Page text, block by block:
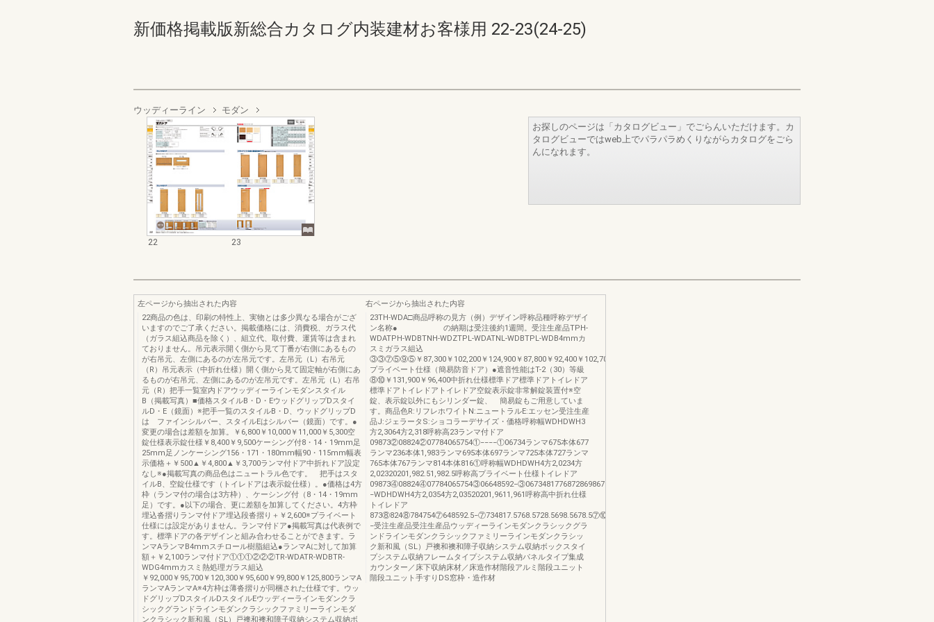
新価格掲載版新総合カタログ内装建材お客様用 22-23(24-25)
ウッディーライン モダン
22 23
お探しのページは「カタログビュー」でごらんいただけます。カ
タログビューではweb上でパラパラめくりながらカタログをごら
んになれます。
左ページから抽出された内容
22商品の色は、印刷の特性上、実物とは多少異なる場合がござ
いますのでご了承ください。掲載価格には、消費税、ガラス代
（ガラス組込商品を除く）、組立代、取付費、運賃等は含まれ
ておりません。吊元表示開く側から見て丁番が右側にあるもの
が右吊元、左側にあるのが左吊元です。左吊元（L）右吊元
（R）吊元表示（中折れ仕様）開く側から見て固定軸が右側にあ
るものが右吊元、左側にあるのが左吊元です。左吊元（L）右吊
元（R）把手一覧室内ドアウッディーラインモダンスタイル
B（掲載写真）■価格スタイルB・D・EウッドグリップDスタイ
ルD・E（鏡面）※把手一覧のスタイルB・D、ウッドグリップD
は ファインシルバー、スタイルEはシルバー（鏡面）です。●
変更の場合は差額を加算。￥6,800￥10,000￥11,000￥5,300空
錠仕様表示錠仕様￥8,400￥9,500ケーシング付8・14・19mm足
25mm足ノンケーシング156・171・180mm幅90・115mm幅表
示価格＋￥500▲￥4,800▲￥3,700ランマ付ドア中折れドア設定
なし※●掲載写真の商品色はニュートラル色です。 把手はスタ
イルB、空錠仕様です（トイレドアは表示錠仕様）。●価格は4方
枠（ランマ付の場合は3方枠）、ケーシング付（8・14・19mm
足）です。●以下の場合、更に差額を加算してください。4方枠
埋込沓摺りランマ付ドア埋込段沓摺り＋￥2,600※プライベート
仕様には設定がありません。ランマ付ドア●掲載写真は代表例で
す。標準ドアの各デザインと組み合わせることができます。ラ
ンマAランマB4mmスチロール樹脂組込●ランマAに対して加算
額＋￥2,100ランマ付ドア①①①②②②TR-WDATR-WDBTR-
WDG4mmカスミ熱処理ガラス組込
￥92,000￥95,700￥120,300￥95,600￥99,800￥125,800ランマA
ランマAランマA※4方枠は薄沓摺りが同梱された仕様です。ウッ
ドグリップDスタイルDスタイルEウッディーラインモダンクラ
シックグランドラインモダンクラシックファミリーラインモダ
ンクラシック新和風（SL）戸襖和襖和障子収納システム収納ボ
右ページから抽出された内容
23TH-WDA□商品呼称の見方（例）デザイン呼称品種呼称デザイ
ン名称● の納期は受注後約1週間。受注生産品TPH-
WDATPH-WDBTNH-WDZTPL-WDATNL-WDBTPL-WDB4mmカ
スミガラス組込
③③⑦⑤⑨⑤￥87,300￥102,200￥124,900￥87,800￥92,400￥102,700④④⑥⑥￥91,000￥107,200￥92,500￥108,700
プライベート仕様（簡易防音ドア）●遮音性能はT-2（30）等級
⑧⑩￥131,900￥96,400中折れ仕様標準ドア標準ドアトイレドア
標準ドアトイレドアトイレドア空錠表示錠非常解錠装置付※空
錠、表示錠以外にもシリンダー錠、 簡易錠もご用意していま
す。商品色R:リフレホワイトN:ニュートラルE:エッセン受注生産
品J:ジェラータS:ショコラーデサイズ・価格呼称幅WDHDWH3
方2,3064方2,318呼称高23ランマ付ドア
09873②08824②07784065754①−−−−①06734ランマ675本体677
ランマ236本体1,983ランマ695本体697ランマ725本体727ランマ
765本体767ランマ814本体816①呼称幅WDHDWH4方2,0234方
2,02320201,982.51,982.5呼称高プライベート仕様トイレドア
09873④08824④07784065754③06648592−③06734817768728698678③⑥⑥−⑤−
−WDHDWH4方2,0354方2,03520201,9611,961呼称高中折れ仕様
トイレドア
873⑧824⑧784754⑦648592.5−⑦734817.5768.5728.5698.5678.5⑦⑩⑩−⑨−
−受注生産品受注生産品ウッディーラインモダンクラシックグラ
ンドラインモダンクラシックファミリーラインモダンクラシッ
ク新和風（SL）戸襖和襖和障子収納システム収納ボックスタイ
プシステム収納フレームタイプシステム収納パネルタイプ集成
カウンター／床下収納床材／床造作材階段アルミ階段ユニット
階段ユニット手すりDS窓枠・造作材